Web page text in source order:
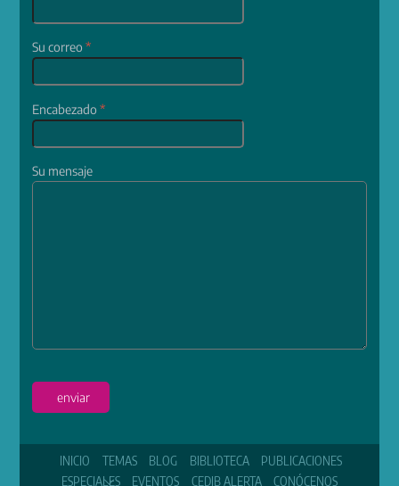
Su correo*
Encabezado*
Su mensaje
enviar
INICIO TEMAS BLOG BIBLIOTECA
PUBLICACIONES
ESPECIALES
EVENTOS CEDIB ALERTA CONÓCENOS